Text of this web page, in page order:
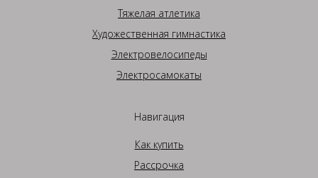
Тяжелая атлетика
Художественная гимнастика
Электровелосипеды
Электросамокаты
Навигация
Как купить
Рассрочка